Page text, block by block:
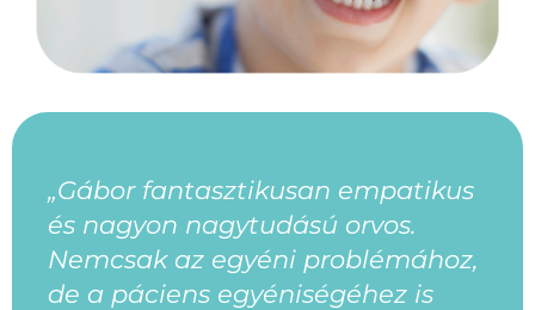
„Gábor fantasztikusan empatikus
és nagyon nagytudású orvos.
Nemcsak az egyéni problémához,
de a páciens egyéniségéhez is